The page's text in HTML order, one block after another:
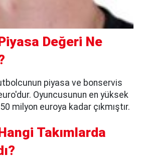
Değeri Ne
piyasa ve bonservis
Oyuncusunun en yüksek
milyon euroya kadar çıkmıştır.
Takımlarda